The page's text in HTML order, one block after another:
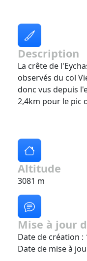
Description
La crête de
observés du col
donc vus depuis
2,4km pour le pic
Altitude
3081 m
Mise à jour
Date de création :
Date de mise à